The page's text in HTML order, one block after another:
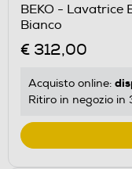
BEKO - Lavatrice
Bianco
€ 312,00
Acquisto online:
Ritiro in negozio